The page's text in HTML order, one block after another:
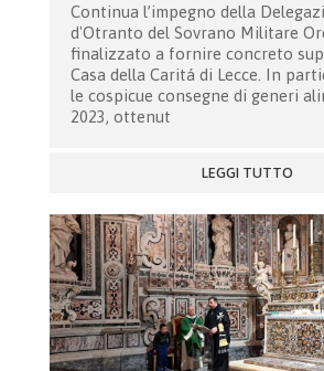
Continua l’impegno della
d'Otranto del Sovrano Militare
finalizzato a fornire concreto
Casa della Caritá di Lecce. In
le cospicue consegne di generi
2023, ottenut
LEGGI TUTTO